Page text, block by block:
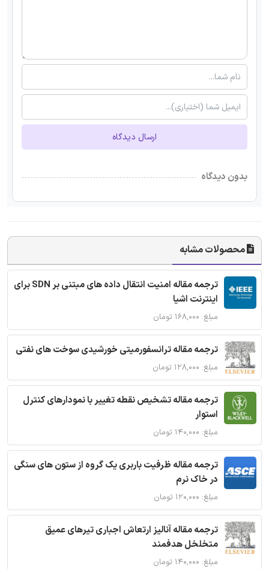
ارسال دیدگاه
بدون دیدگاه
محصولات مشابه
ترجمه مقاله امنیت انتقال داده های مبتنی بر SDN برای
اینترنت اشیا
مبلغ: ۱۶۸,۰۰۰ تومان
ترجمه مقاله ترانسفورمیتی خورشیدی سوخت های نفتی
مبلغ: ۱۲۸,۰۰۰ تومان
ترجمه مقاله تشخیص نقطه تغییر با نمودارهای کنترل
استوار
مبلغ: ۱۴۰,۰۰۰ تومان
ترجمه مقاله ظرفیت باربری یک گروه از ستون های سنگی
در خاک نرم
مبلغ: ۱۲۰,۰۰۰ تومان
ترجمه مقاله آنالیز ارتعاش اجباری تیرهای عمیق
متخلخل هدفمند
مبلغ: ۱۴۰,۰۰۰ تومان